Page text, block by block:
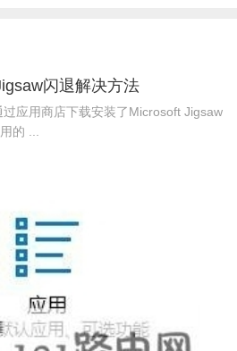
闪退解决方法
应用商店下载安装了Microsoft Jigsaw
的 ...